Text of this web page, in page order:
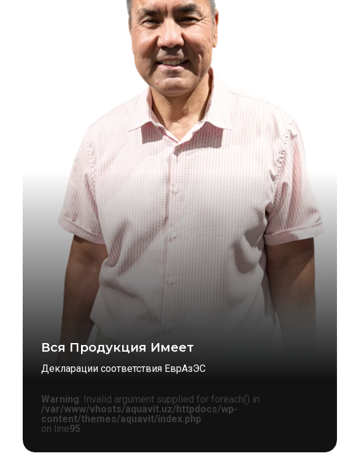
Вся Продукция Имеет
Декларации соответствия ЕврАзЭС
Warning: Invalid argument supplied for foreach() in
/var/www/vhosts/aquavit.uz/httpdocs/wp-
content/themes/aquavit/index.php
on line95